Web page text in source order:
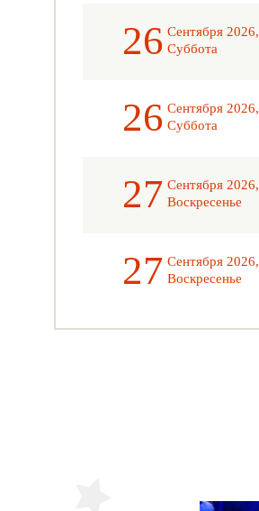
26 Сентября 2026,
Суббота
26 Сентября 2026,
Суббота
27 Сентября 2026,
Воскресенье
27 Сентября 2026,
Воскресенье